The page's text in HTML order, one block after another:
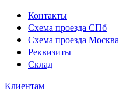
Контакты
Схема проезда СПб
Схема проезда Москва
Реквизиты
Склад
Клиентам